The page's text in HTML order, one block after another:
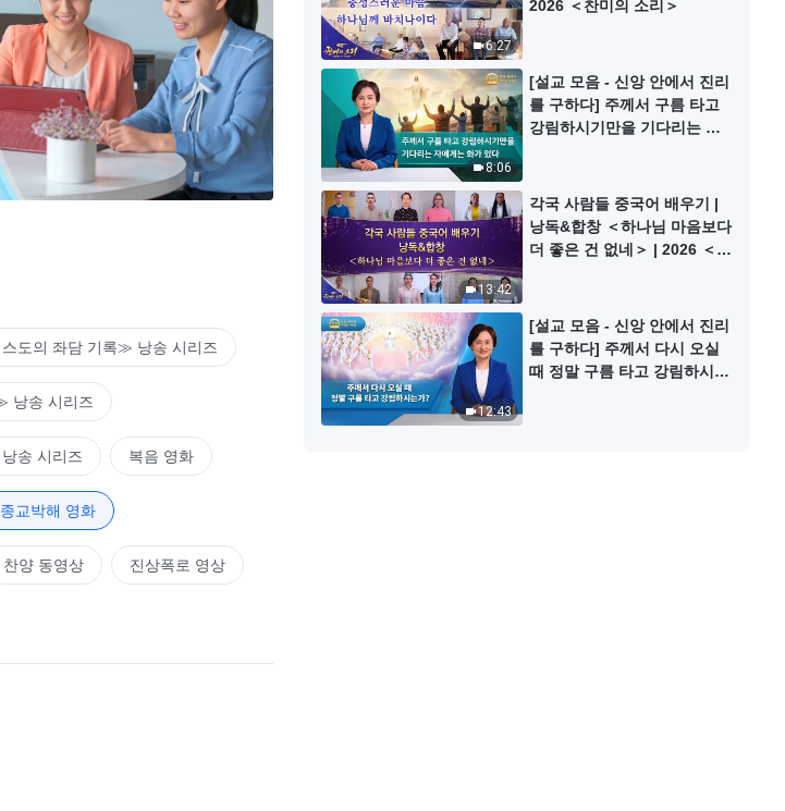
3:36
고편)
3:30
기독교 영화 ＜불모지에 핀 꽃같이
＞ 하나님은 나의 기둥이요 힘이시
라 (예고편)
1:36
[전능하신 하나님 교회 다큐] ＜中
國 종교박해 사실 기록＞ (예고편)
1:43
기독교 영화 ＜매서운 겨울＞ 크리
스천의 이긴 간증 (예고편)
도의 좌담 기록≫ 낭송 시리즈
낭송 시리즈
송 시리즈 복음 영화
종교박해 영화
찬양 동영상 진상폭로 영상
6:27
2026 ＜찬미의 소리＞
8:06
[설교 모음 - 신앙 안에서 진리
를 구하다] 주께서 구름 타고
강림하시기만을 기다리는 자
13:42
각국 사람들 중국어 배우기 |
낭독&합창 ＜하나님 마음보다
더 좋은 건 없네＞ | 2026 ＜찬
12:43
[설교 모음 - 신앙 안에서 진리
를 구하다] 주께서 다시 오실
때 정말 구름 타고 강림하시는